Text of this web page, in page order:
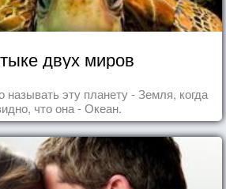
двух миров
называть эту планету - Земля, когда
что она - Океан.